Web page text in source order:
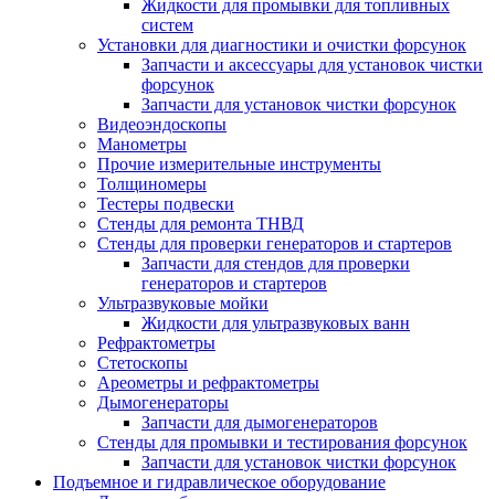
Жидкости для промывки для топливных
систем
Установки для диагностики и очистки форсунок
Запчасти и аксессуары для установок чистки
форсунок
Запчасти для установок чистки форсунок
Видеоэндоскопы
Манометры
Прочие измерительные инструменты
Толщиномеры
Тестеры подвески
Стенды для ремонта ТНВД
Стенды для проверки генераторов и стартеров
Запчасти для стендов для проверки
генераторов и стартеров
Ультразвуковые мойки
Жидкости для ультразвуковых ванн
Рефрактометры
Стетоскопы
Ареометры и рефрактометры
Дымогенераторы
Запчасти для дымогенераторов
Стенды для промывки и тестирования форсунок
Запчасти для установок чистки форсунок
Подъемное и гидравлическое оборудование